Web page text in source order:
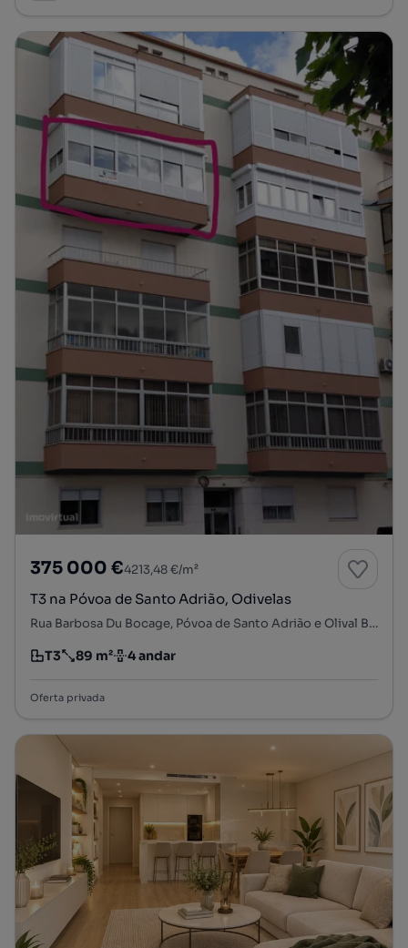
375 000 €4213,48 €/m²
T3 na Póvoa de Santo Adrião, Odivelas
Rua Barbosa Du Bocage, Póvoa de Santo Adrião e Olival Basto, Odivelas, Lisboa
Tipologia
T3
Preço por metro quadrado
89 m²
Andar 4 andar
Oferta privada